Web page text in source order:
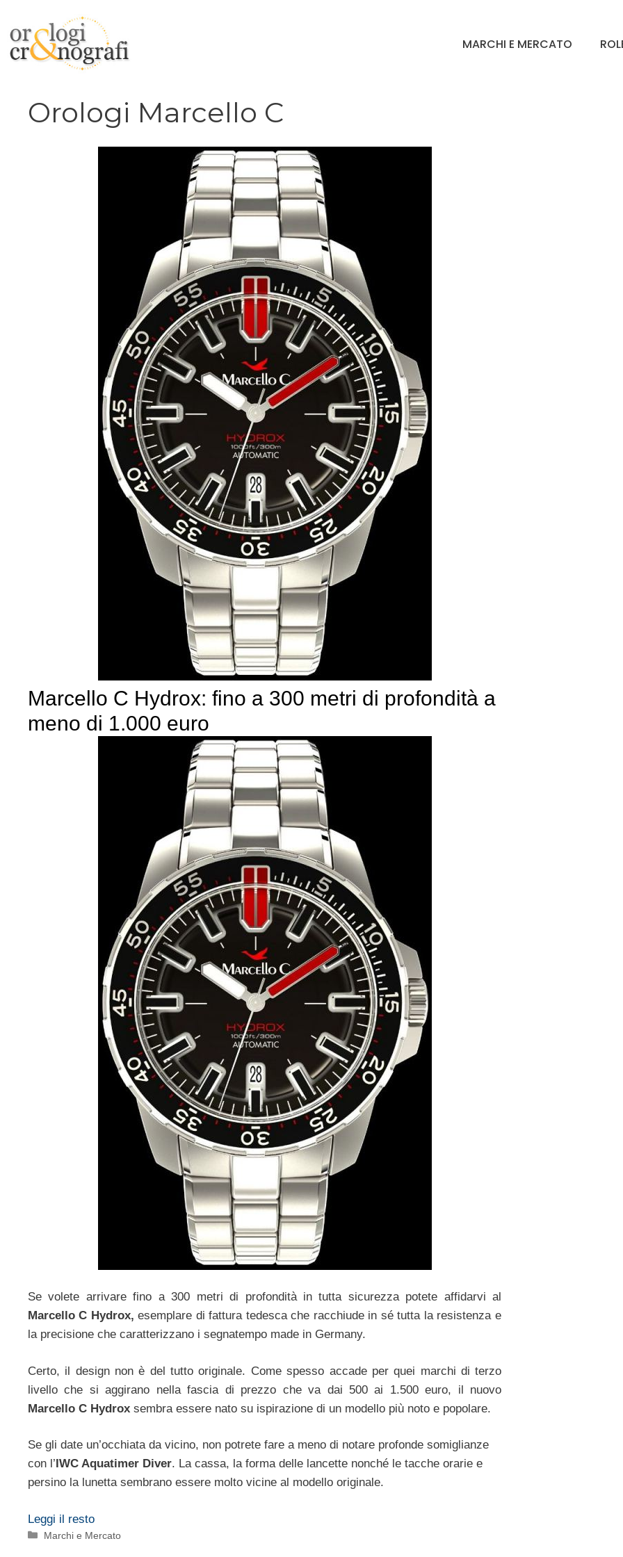
contenuto
MARCHI E MERCATO
Orologi Marcello C
Marcello C Hydrox: fino a 300 metri di profondità a
meno di 1.000 euro
Se volete arrivare fino a 300 metri di profondità in tutta sicurezza potete affidarvi al
Marcello C Hydrox, esemplare di fattura tedesca che racchiude in sé tutta la resistenza e
la precisione che caratterizzano i segnatempo made in Germany.
Certo, il design non è del tutto originale. Come spesso accade per quei marchi di terzo
livello che si aggirano nella fascia di prezzo che va dai 500 ai 1.500 euro, il nuovo
Marcello C Hydrox sembra essere nato su ispirazione di un modello più noto e popolare.
Se gli date un’occhiata da vicino, non potrete fare a meno di notare profonde somiglianze
con l’IWC Aquatimer Diver. La cassa, la forma delle lancette nonché le tacche orarie e
persino la lunetta sembrano essere molto vicine al modello originale.
Leggi il resto
Categorie
Marchi e Mercato